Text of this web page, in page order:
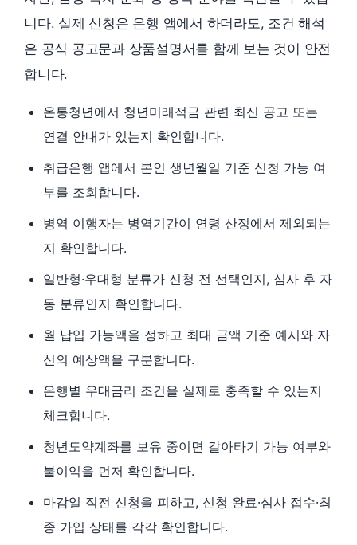
니다. 실제 신청은 은행 앱에서 하더라도, 조건 해석
은 공식 공고문과 상품설명서를 함께 보는 것이 안전
합니다.
온통청년에서 청년미래적금 관련 최신 공고 또는
연결 안내가 있는지 확인합니다.
취급은행 앱에서 본인 생년월일 기준 신청 가능 여
부를 조회합니다.
병역 이행자는 병역기간이 연령 산정에서 제외되는
지 확인합니다.
일반형·우대형 분류가 신청 전 선택인지, 심사 후 자
동 분류인지 확인합니다.
월 납입 가능액을 정하고 최대 금액 기준 예시와 자
신의 예상액을 구분합니다.
은행별 우대금리 조건을 실제로 충족할 수 있는지
체크합니다.
청년도약계좌를 보유 중이면 갈아타기 가능 여부와
불이익을 먼저 확인합니다.
마감일 직전 신청을 피하고, 신청 완료·심사 접수·최
종 가입 상태를 각각 확인합니다.